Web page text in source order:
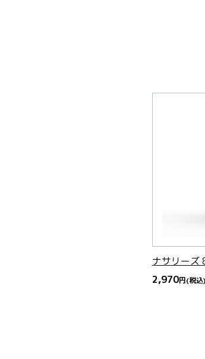
ナサリーズ
2,970円(税込)